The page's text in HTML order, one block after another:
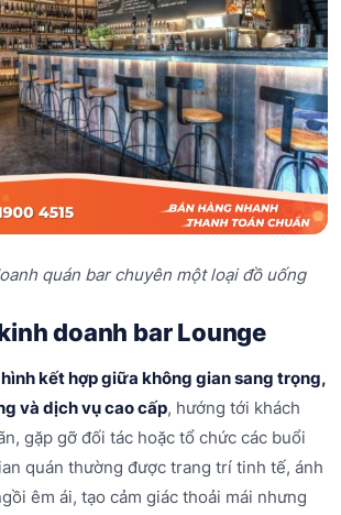
quán bar chuyên một loại đồ uống
doanh bar Lounge
kết hợp giữa không gian sang trọng,
và dịch vụ cao cấp, hướng tới khách
gặp gỡ đối tác hoặc tổ chức các buổi
quán thường được trang trí tinh tế, ánh
êm ái, tạo cảm giác thoải mái nhưng